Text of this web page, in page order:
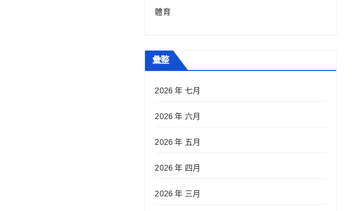
體育
彙整
2026 年 七月
2026 年 六月
2026 年 五月
2026 年 四月
2026 年 三月